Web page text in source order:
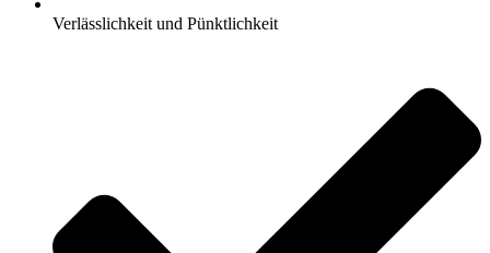
Verlässlichkeit und Pünktlichkeit